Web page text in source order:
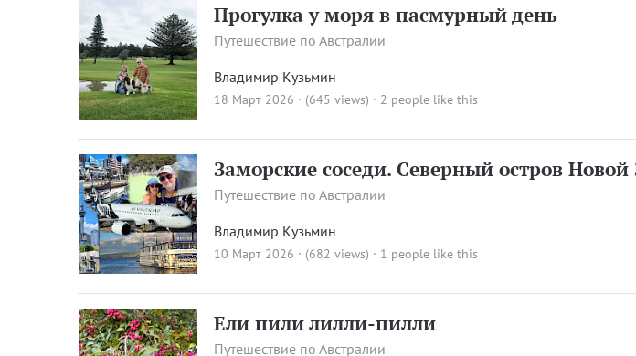
Прогулка у моря в пасмурный день
Путешествие по Австралии
Владимир Кузьмин
18 Март 2026 · (645 views) · 2 people like this
Заморские соседи. Северный остров
Путешествие по Австралии
Владимир Кузьмин
10 Март 2026 · (682 views) · 1 people like this
Ели пили лилли-пилли
Путешествие по Австралии